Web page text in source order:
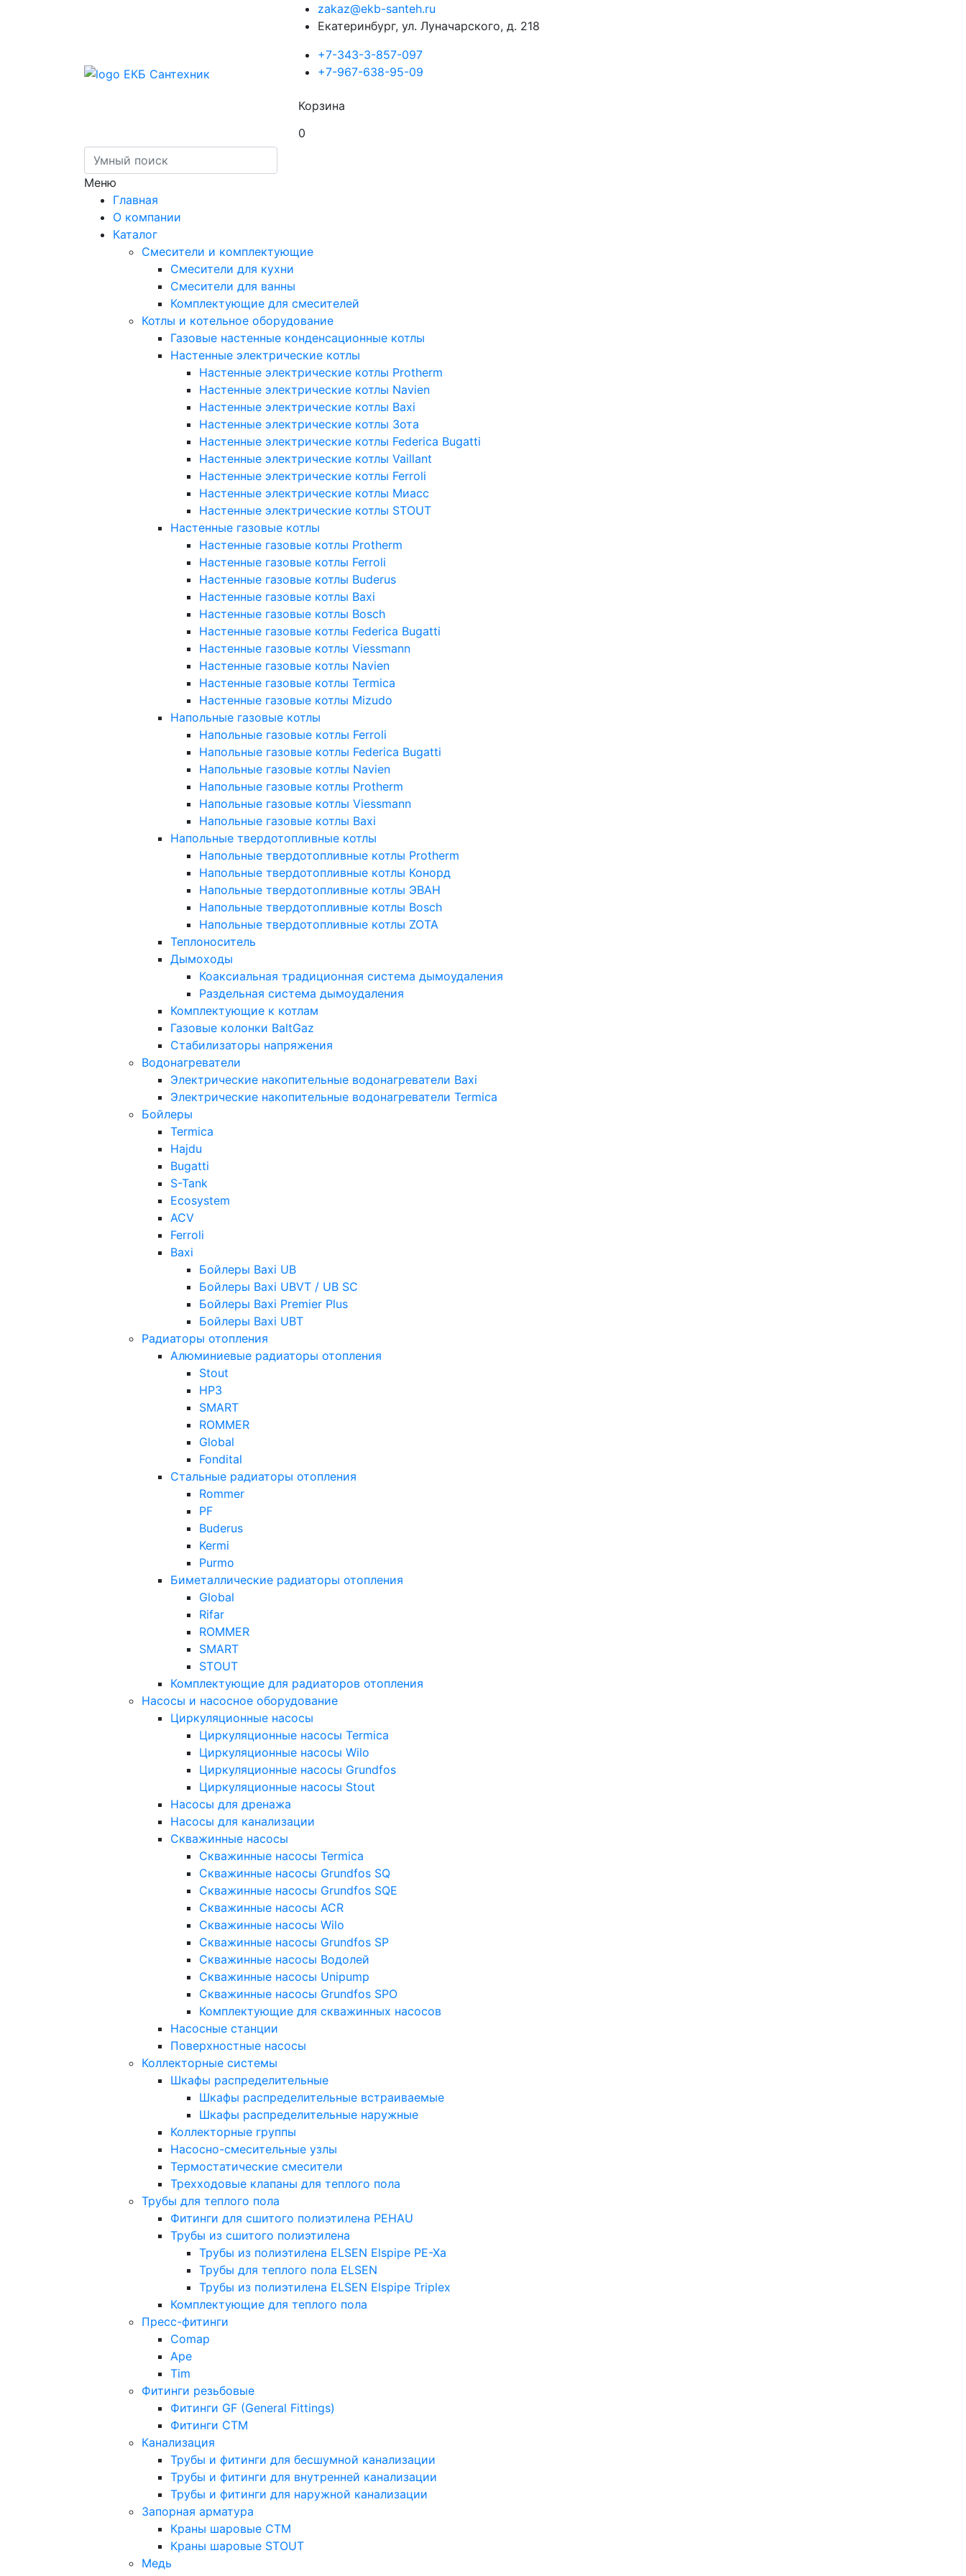
zakaz@ekb-santeh.ru
Екатеринбург, ул. Луначарского, д. 218
+7-343-3-857-097
+7-967-638-95-09
Корзина
0
Меню
Главная
О компании
Каталог
Смесители и комплектующие
Смесители для кухни
Смесители для ванны
Комплектующие для смесителей
Котлы и котельное оборудование
Газовые настенные конденсационные котлы
Настенные электрические котлы
Настенные электрические котлы Protherm
Настенные электрические котлы Navien
Настенные электрические котлы Baxi
Настенные электрические котлы Зота
Настенные электрические котлы Federica Bugatti
Настенные электрические котлы Vaillant
Настенные электрические котлы Ferroli
Настенные электрические котлы Миасс
Настенные электрические котлы STOUT
Настенные газовые котлы
Настенные газовые котлы Protherm
Настенные газовые котлы Ferroli
Настенные газовые котлы Buderus
Настенные газовые котлы Baxi
Настенные газовые котлы Bosch
Настенные газовые котлы Federica Bugatti
Настенные газовые котлы Viessmann
Настенные газовые котлы Navien
Настенные газовые котлы Termica
Настенные газовые котлы Mizudo
Напольные газовые котлы
Напольные газовые котлы Ferroli
Напольные газовые котлы Federica Bugatti
Напольные газовые котлы Navien
Напольные газовые котлы Protherm
Напольные газовые котлы Viessmann
Напольные газовые котлы Baxi
Напольные твердотопливные котлы
Напольные твердотопливные котлы Protherm
Напольные твердотопливные котлы Конорд
Напольные твердотопливные котлы ЭВАН
Напольные твердотопливные котлы Bosch
Напольные твердотопливные котлы ZOTA
Теплоноситель
Дымоходы
Коаксиальная традиционная система дымоудаления
Раздельная система дымоудаления
Комплектующие к котлам
Газовые колонки BaltGaz
Стабилизаторы напряжения
Водонагреватели
Электрические накопительные водонагреватели Baxi
Электрические накопительные водонагреватели Termica
Бойлеры
Termica
Hajdu
Bugatti
S-Tank
Ecosystem
ACV
Ferroli
Baxi
Бойлеры Baxi UB
Бойлеры Baxi UBVT / UB SC
Бойлеры Baxi Premier Plus
Бойлеры Baxi UBT
Радиаторы отопления
Алюминиевые радиаторы отопления
Stout
НРЗ
SMART
ROMMER
Global
Fondital
Стальные радиаторы отопления
Rommer
PF
Buderus
Kermi
Purmo
Биметаллические радиаторы отопления
Global
Rifar
ROMMER
SMART
STOUT
Комплектующие для радиаторов отопления
Насосы и насосное оборудование
Циркуляционные насосы
Циркуляционные насосы Termica
Циркуляционные насосы Wilo
Циркуляционные насосы Grundfos
Циркуляционные насосы Stout
Насосы для дренажа
Насосы для канализации
Скважинные насосы
Скважинные насосы Termica
Скважинные насосы Grundfos SQ
Скважинные насосы Grundfos SQE
Скважинные насосы ACR
Скважинные насосы Wilo
Скважинные насосы Grundfos SP
Скважинные насосы Водолей
Скважинные насосы Unipump
Скважинные насосы Grundfos SPO
Комплектующие для скважинных насосов
Насосные станции
Поверхностные насосы
Коллекторные системы
Шкафы распределительные
Шкафы распределительные встраиваемые
Шкафы распределительные наружные
Коллекторные группы
Насосно-смесительные узлы
Термостатические смесители
Трехходовые клапаны для теплого пола
Трубы для теплого пола
Фитинги для сшитого полиэтилена PEHAU
Трубы из сшитого полиэтилена
Трубы из полиэтилена ELSEN Elspipe PE-Xa
Трубы для теплого пола ELSEN
Трубы из полиэтилена ELSEN Elspipe Triplex
Комплектующие для теплого пола
Пресс-фитинги
Comap
Ape
Tim
Фитинги резьбовые
Фитинги GF (General Fittings)
Фитинги CTM
Канализация
Трубы и фитинги для бесшумной канализации
Трубы и фитинги для внутренней канализации
Трубы и фитинги для наружной канализации
Запорная арматура
Краны шаровые СТМ
Краны шаровые STOUT
Медь